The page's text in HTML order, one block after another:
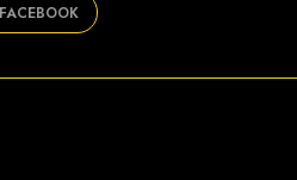
FACEBOOK